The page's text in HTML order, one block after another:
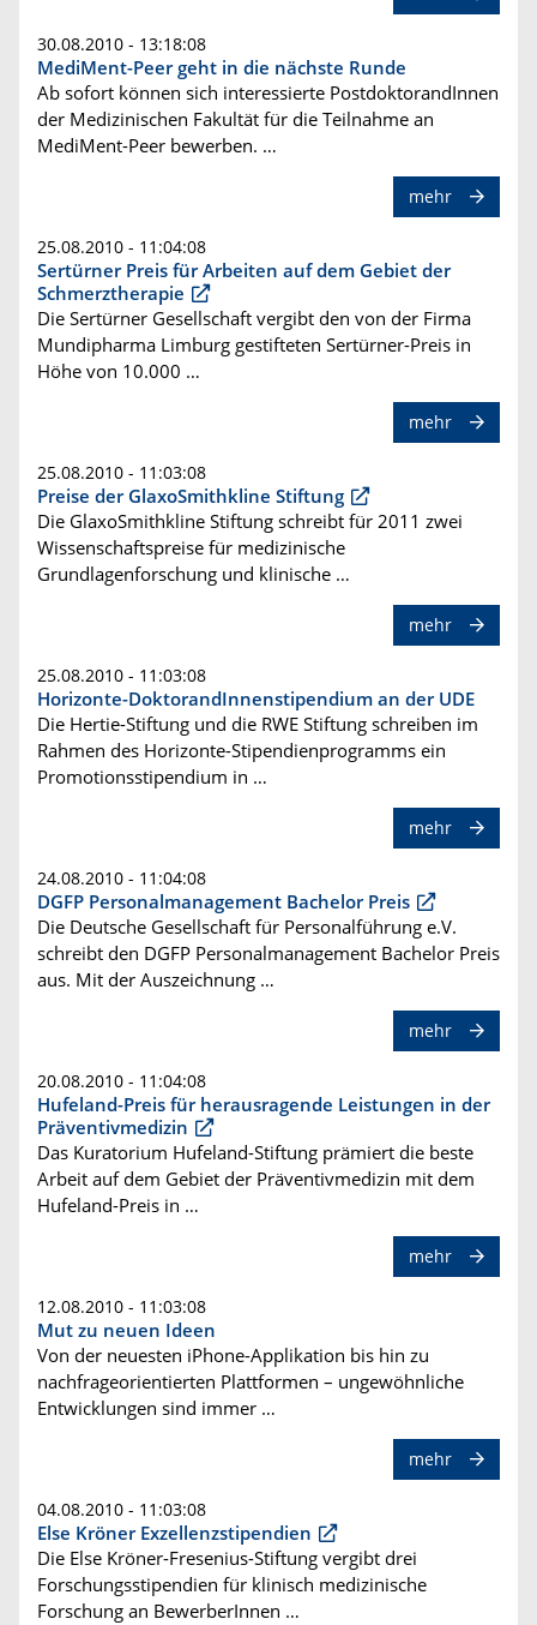
30.08.2010 - 13:18:08
MediMent-Peer geht in die nächste Runde
Ab sofort können sich interessierte PostdoktorandInnen
der Medizinischen Fakultät für die Teilnahme an
MediMent-Peer bewerben. …
mehr
25.08.2010 - 11:04:08
Sertürner Preis für Arbeiten auf dem Gebiet der
Schmerztherapie
Die Sertürner Gesellschaft vergibt den von der Firma
Mundipharma Limburg gestifteten Sertürner-Preis in
Höhe von 10.000 …
mehr
25.08.2010 - 11:03:08
Preise der GlaxoSmithkline Stiftung
Die GlaxoSmithkline Stiftung schreibt für 2011 zwei
Wissenschaftspreise für medizinische
Grundlagenforschung und klinische …
mehr
25.08.2010 - 11:03:08
Horizonte-DoktorandInnenstipendium an der UDE
Die Hertie-Stiftung und die RWE Stiftung schreiben im
Rahmen des Horizonte-Stipendienprogramms ein
Promotionsstipendium in …
mehr
24.08.2010 - 11:04:08
DGFP Personalmanagement Bachelor Preis
Die Deutsche Gesellschaft für Personalführung e.V.
schreibt den DGFP Personalmanagement Bachelor Preis
aus. Mit der Auszeichnung …
mehr
20.08.2010 - 11:04:08
Hufeland-Preis für herausragende Leistungen in der
Präventivmedizin
Das Kuratorium Hufeland-Stiftung prämiert die beste
Arbeit auf dem Gebiet der Präventivmedizin mit dem
Hufeland-Preis in …
mehr
12.08.2010 - 11:03:08
Mut zu neuen Ideen
Von der neuesten iPhone-Applikation bis hin zu
nachfrageorientierten Plattformen – ungewöhnliche
Entwicklungen sind immer …
mehr
04.08.2010 - 11:03:08
Else Kröner Exzellenzstipendien
Die Else Kröner-Fresenius-Stiftung vergibt drei
Forschungsstipendien für klinisch medizinische
Forschung an BewerberInnen …